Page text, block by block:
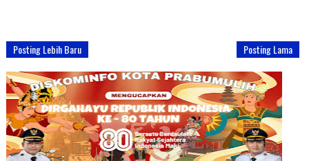
Posting Lebih Baru Posting Lama